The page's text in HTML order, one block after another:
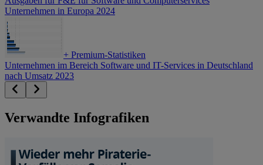
Unternehmen in Europa 2024
+ Premium-Statistiken
Unternehmen im Bereich Software und IT-Services in Deutschland
nach Umsatz 2023
Verwandte Infografiken